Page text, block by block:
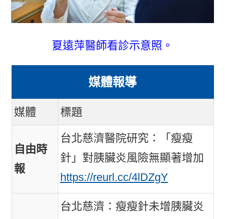
夏遠萍醫師看診示意照。
媒體報導
媒體 標題
自由時
報
台北慈濟醫院研究：「瘦瘦
針」對胰臟炎風險無顯著增加
https://reurl.cc/4lDZgY
台北慈濟：瘦瘦針未增胰臟炎